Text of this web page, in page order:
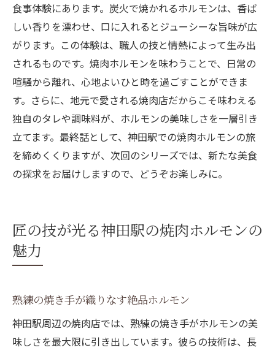
食事体験にあります。炭火で焼かれるホルモンは、香ば
しい香りを漂わせ、口に入れるとジューシーな旨味が広
がります。この体験は、職人の技と情熱によって生み出
されるものです。焼肉ホルモンを味わうことで、日常の
喧騒から離れ、心地よいひと時を過ごすことができま
す。さらに、地元で愛される焼肉店だからこそ味わえる
独自のタレや調味料が、ホルモンの美味しさを一層引き
立てます。最終話として、神田駅での焼肉ホルモンの旅
を締めくくりますが、次回のシリーズでは、新たな美食
の探求をお届けしますので、どうぞお楽しみに。
匠の技が光る神田駅の焼肉ホルモンの
魅力
熟練の焼き手が織りなす絶品ホルモン
神田駅周辺の焼肉店では、熟練の焼き手がホルモンの美
味しさを最大限に引き出しています。彼らの技術は、長